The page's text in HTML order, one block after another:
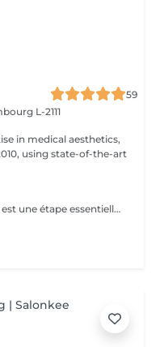
59
L-2111
in medical aesthetics,
using state-of-the-art
La consultation pour le détatouage est une étape essentielle avant le traitement. Elle permet d'évaluer la taille, les couleurs et la profondeur du tatouage, ainsi que le type de peau du patient. Le professionnel explique le déroulement du traitement, le nombre de séances nécessaires et les éventuels effets secondaires. C'est aussi le moment pour poser toutes vos questions et discuter des attentes en termes de résultats